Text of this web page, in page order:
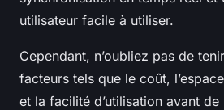
utilisateur facile à utiliser.
Cependant, n’oubliez pas de
facteurs tels que le coût,
et la facilité d’utilisation avant